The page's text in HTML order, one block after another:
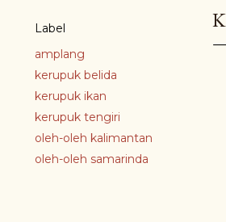
Label
amplang
kerupuk belida
kerupuk ikan
kerupuk tengiri
oleh-oleh kalimantan
oleh-oleh samarinda